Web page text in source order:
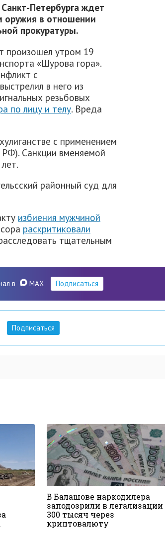
Петербурга ждет
оружия в отношении
прокуратуры.
произошел утром 19
«Шурова гора».
с
в него из
резьбовых
по лицу и телу. Вреда
с применением
РФ). Санкции вменяемой
районный суд для
избиения мужчиной
раскритиковали
тщательным
в MAX Подписаться
Подписаться
В Балашове наркодилера
заподозрили в легализации
300 тысяч через
криптовалюту